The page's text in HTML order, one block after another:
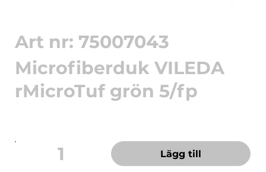
1 Lägg till
Art nr: 75007043
Microfiberduk VILEDA
rMicroTuf grön 5/fp